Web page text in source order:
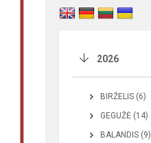
2026
BIRŽELIS (6)
GEGUŽĖ (14)
BALANDIS (9)